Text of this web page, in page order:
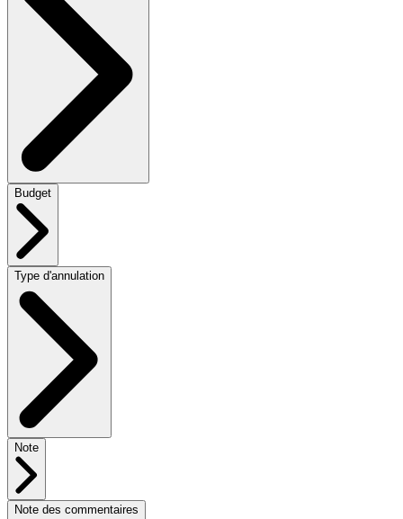
Budget
Type d'annulation
Note
Note des commentaires